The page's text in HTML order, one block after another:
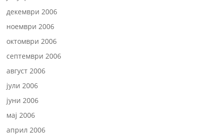
декември 2006
ноември 2006
октомври 2006
септември 2006
август 2006
јули 2006
јуни 2006
мај 2006
април 2006